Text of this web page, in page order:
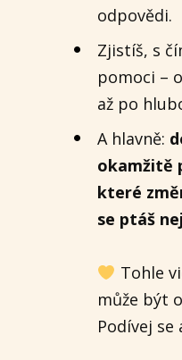
odpovědi.
Zjistíš, s
pomoci –
až po
A hlavně:
okamžitě
které
se ptáš
Tohle
může být
Podívej se